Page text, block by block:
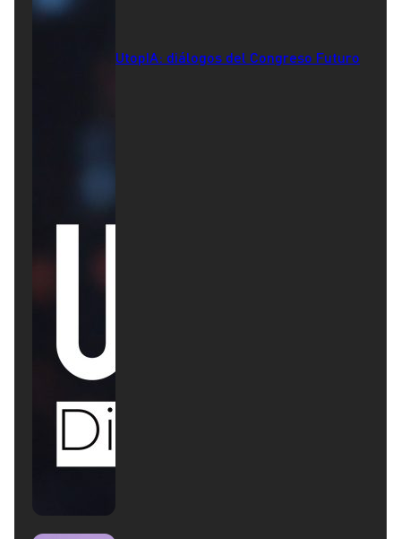
UtopIA: diálogos del Congreso Futuro